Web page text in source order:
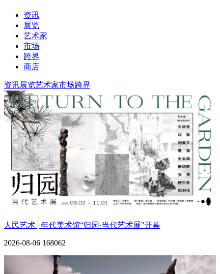
资讯
展览
艺术家
市场
跨界
商店
资讯展览艺术家市场跨界
人民艺术 | 年代美术馆“归园·当代艺术展”开幕
2026-08-06 168062